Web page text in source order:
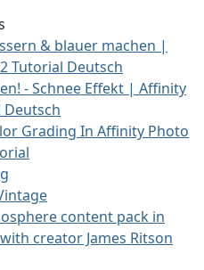
& blauer machen |
Tutorial Deutsch
- Schnee Effekt | Affinity
Grading In Affinity Photo
content pack in
creator James Ritson